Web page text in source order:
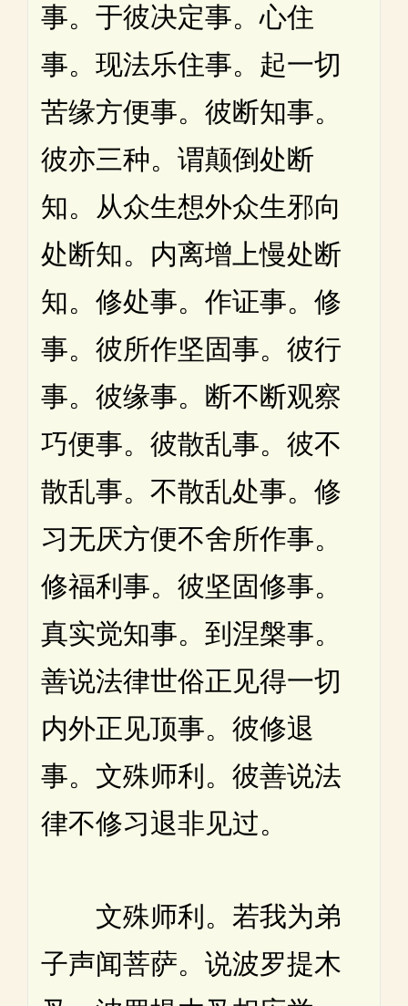
事。于彼决定事。心住
事。现法乐住事。起一切
苦缘方便事。彼断知事。
彼亦三种。谓颠倒处断
知。从众生想外众生邪向
处断知。内离增上慢处断
知。修处事。作证事。修
事。彼所作坚固事。彼行
事。彼缘事。断不断观察
巧便事。彼散乱事。彼不
散乱事。不散乱处事。修
习无厌方便不舍所作事。
修福利事。彼坚固修事。
真实觉知事。到涅槃事。
善说法律世俗正见得一切
内外正见顶事。彼修退
事。文殊师利。彼善说法
律不修习退非见过。
文殊师利。若我为弟
子声闻菩萨。说波罗提木